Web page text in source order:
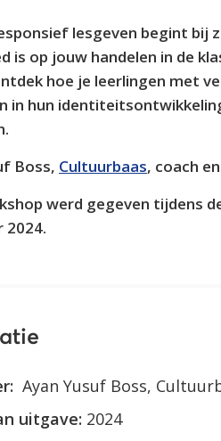
lesgeven begint bij
is op jouw handelen in de
hoe je leerlingen met
in hun
Boss, Cultuurbaas, coach
werd gegeven tijdens
2024.
Ayan Yusuf Boss,
uitgave: 2024